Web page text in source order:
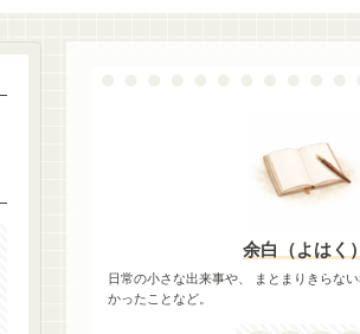
余白（よはく）
日常の小さな出来事や、 まとまりきらな
かったことなど。